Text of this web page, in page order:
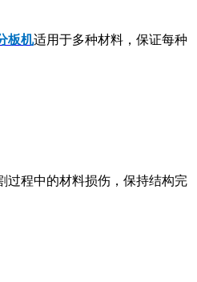
板机适用于多种材料，保证每种
过程中的材料损伤，保持结构完